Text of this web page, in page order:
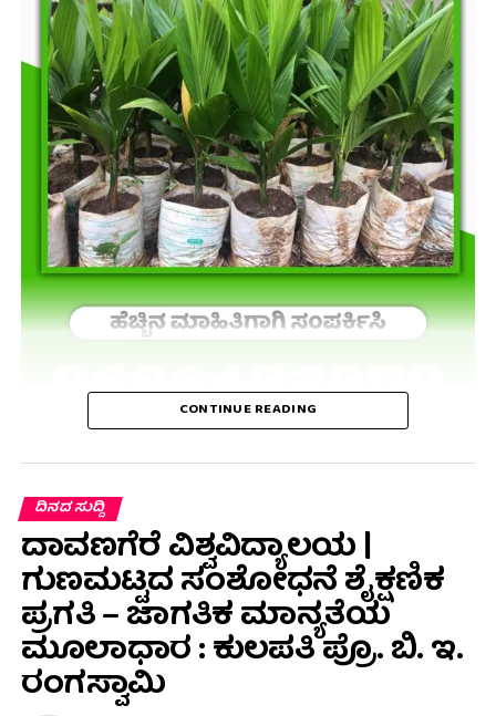
CONTINUE READING
ದಿನದ ಸುದ್ದಿ
ದಾವಣಗೆರೆ ವಿಶ್ವವಿದ್ಯಾಲಯ |
ಗುಣಮಟ್ಟದ ಸಂಶೋಧನೆ ಶೈಕ್ಷಣಿಕ
ಪ್ರಗತಿ – ಜಾಗತಿಕ ಮಾನ್ಯತೆಯ
ಮೂಲಾಧಾರ : ಕುಲಪತಿ ಪ್ರೊ. ಬಿ. ಇ.
ರಂಗಸ್ವಾಮಿ